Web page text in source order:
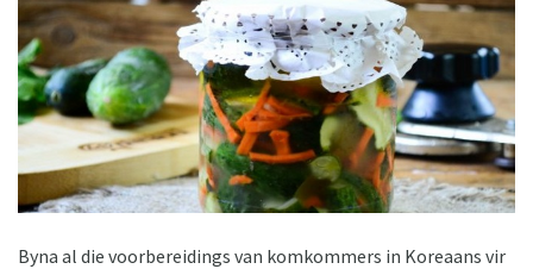
Byna al die voorbereidings van komkommers in Koreaans vir